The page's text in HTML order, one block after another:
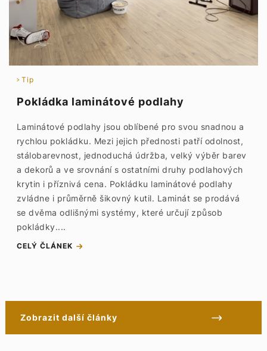
Tip
Pokládka laminátové podlahy
Laminátové podlahy jsou oblíbené pro svou snadnou a
rychlou pokládku. Mezi jejich přednosti patří odolnost,
stálobarevnost, jednoduchá údržba, velký výběr barev
a dekorů a ve srovnání s ostatními druhy podlahových
krytin i příznivá cena. Pokládku laminátové podlahy
zvládne i průměrně šikovný kutil. Laminát se prodává
se dvěma odlišnými systémy, které určují způsob
pokládky....
CELÝ ČLÁNEK
Zobrazit další články